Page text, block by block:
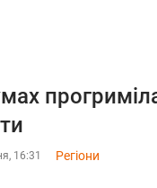
16:31 Регіони